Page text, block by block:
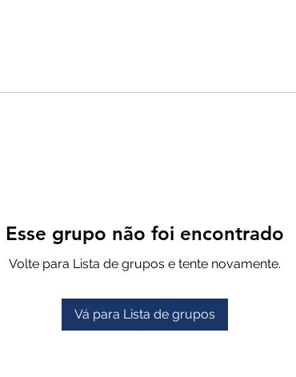
Esse grupo não foi encontrado
Volte para Lista de grupos e tente novamente.
Vá para Lista de grupos